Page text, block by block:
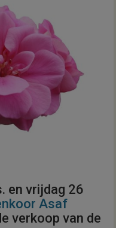
en vrijdag 26
Asaf
verkoop van de